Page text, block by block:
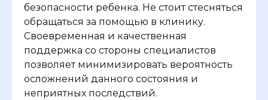
безопасности ребенка. Не стоит стесняться
обращаться за помощью в клинику.
Своевременная и качественная
поддержка со стороны специалистов
позволяет минимизировать вероятность
осложнений данного состояния и
неприятных последствий.